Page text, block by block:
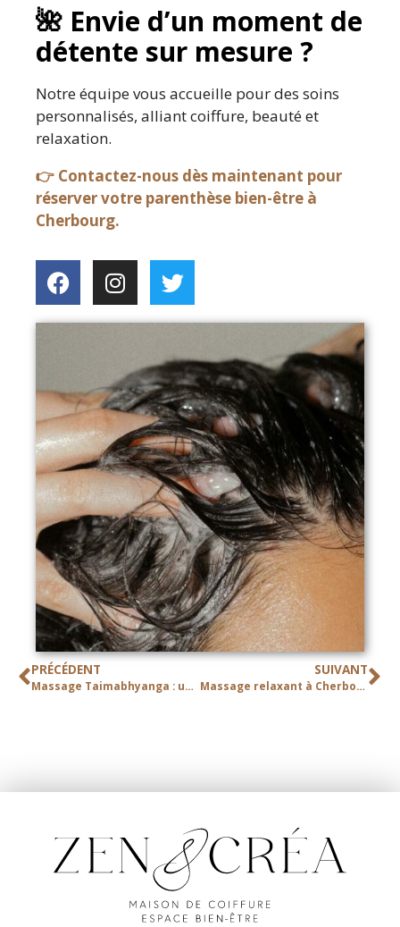
🌺 Envie d’un moment de
détente sur mesure ?
Notre équipe vous accueille pour des soins
personnalisés, alliant coiffure, beauté et
relaxation.
👉 Contactez-nous dès maintenant pour
réserver votre parenthèse bien-être à
Cherbourg.
PRÉCÉDENT
Massage Taimabhyanga : un rituel de douceur pour femme enceinte à Cherbourg-en-Cotentin
SUIVANT
Massage relaxant à Cherbourg-en-Cotentin : votre parenthèse bien-être chez Zen & Créa ✨